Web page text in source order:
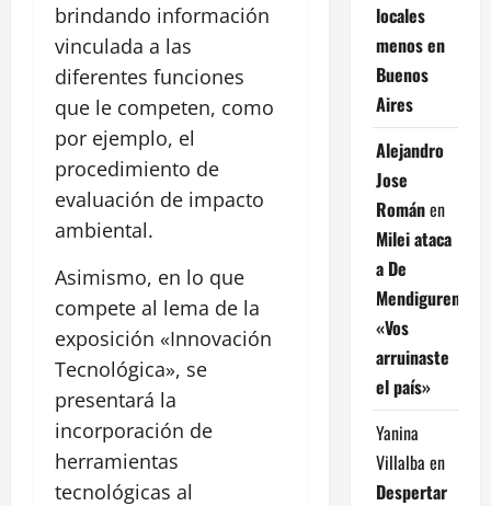
brindando información
vinculada a las
diferentes funciones
que le competen, como
por ejemplo, el
procedimiento de
evaluación de impacto
ambiental.
Asimismo, en lo que
compete al lema de la
exposición «Innovación
Tecnológica», se
presentará la
incorporación de
herramientas
tecnológicas al
locales
menos en
Buenos
Aires
Alejandro
Jose
Románen
Milei ataca
a De
Mendiguren:
«Vos
arruinaste
el país»
Yanina
Villalba en
Despertar